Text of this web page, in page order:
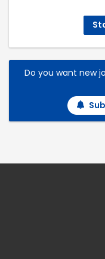
Do you want new